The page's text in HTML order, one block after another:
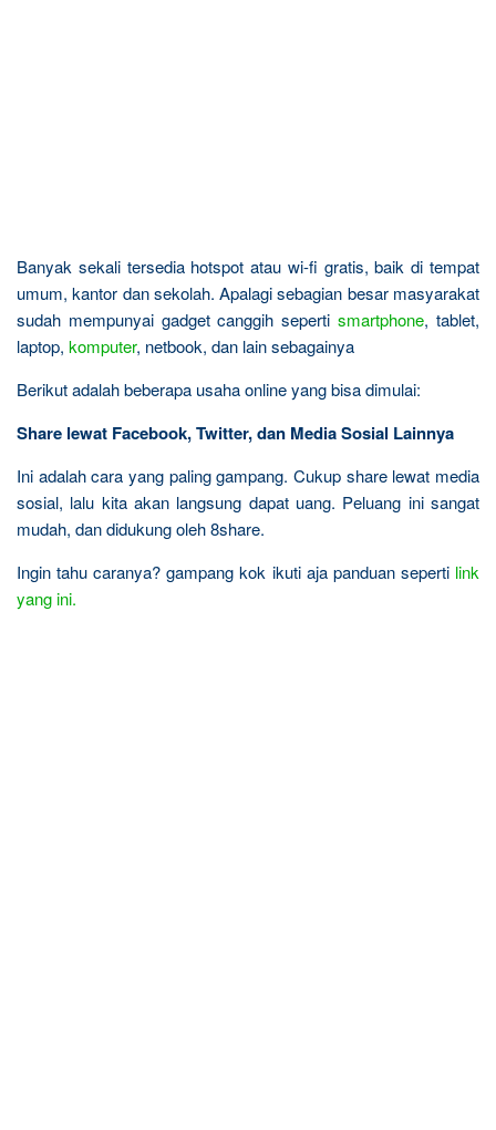
Banyak sekali tersedia hotspot atau wi-fi gratis, baik di tempat
umum, kantor dan sekolah. Apalagi sebagian besar masyarakat
sudah mempunyai gadget canggih sepertismartphone, tablet,
laptop, komputer, netbook, dan lain sebagainya
Berikut adalah beberapa usaha online yang bisa dimulai:
Share lewat Facebook, Twitter, dan Media Sosial Lainnya
Ini adalah cara yang paling gampang. Cukup share lewat media
sosial, lalu kita akan langsung dapat uang. Peluang ini sangat
mudah, dan didukung oleh 8share.
Ingin tahu caranya? gampang kok ikuti aja panduan seperti link
yang ini.